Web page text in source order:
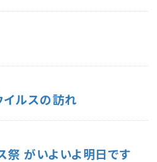
イルスの訪れ
祭 がいよいよ明日です